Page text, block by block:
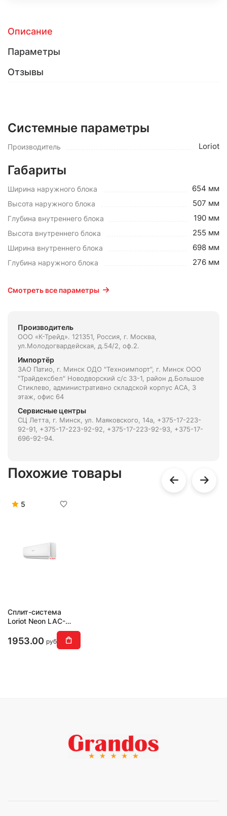
Описание
Параметры
Отзывы
Системные параметры
Производитель Loriot
Габариты
Ширина наружного блока 654 мм
Высота наружного блока 507 мм
Глубина внутреннего блока 190 мм
Высота внутреннего блока 255 мм
Ширина внутреннего блока 698 мм
Глубина наружного блока 276 мм
Смотреть все параметры
Производитель
ООО «К-Трейд». 121351, Россия, г. Москва,
ул.Молодогвардейская, д.54/2, оф.2.
Импортёр
ЗАО Патио, г. Минск ОДО "Техноимпорт", г. Минск ООО
"Трайдексбел" Новодворский с/с 33-1, район д.Большое
Стиклево, административно складской корпус АСА, 3
этаж, офис 64
Сервисные центры
СЦ Летта, г. Минск, ул. Маяковского, 14а, +375-17-223-
92-91, +375-17-223-92-92, +375-17-223-92-93, +375-17-
696-92-94.
Похожие товары
5
Сплит-система
Loriot Neon LAC-
1953.00 руб